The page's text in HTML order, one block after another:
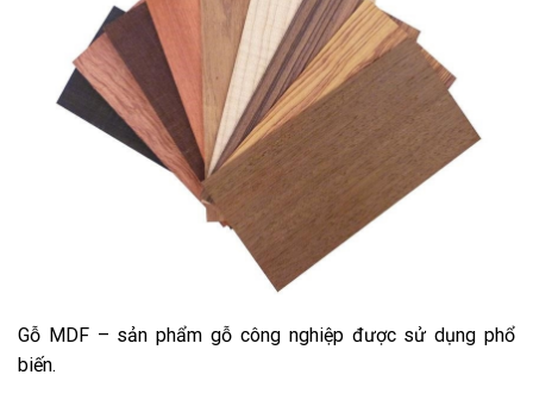
Gỗ MDF – sản phẩm gỗ công nghiệp được sử dụng phổ
biến.